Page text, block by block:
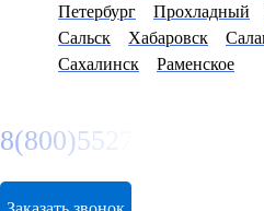
Петербург
Прохладный
Сальск
Хабаровск
Сахалинск
Раменское
8(800)5527584